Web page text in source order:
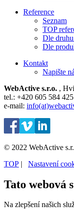
Reference
Seznam
TOP
Dle
Dle
Kontakt
Napište
WebActive s.r.o. ,
tel.: +420 605 584 425
e-mail:
© 2022 WebActive
TOP | ⁠ Nastavení
Tato webová
Na zlepšení našich